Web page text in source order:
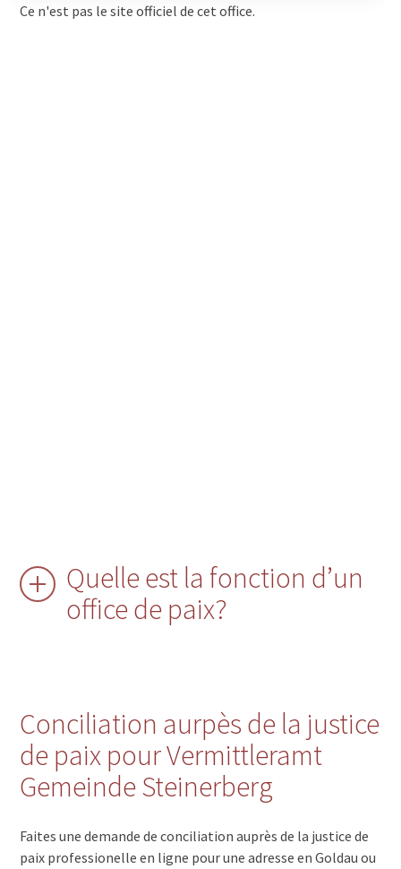
Ce n'est pas le site officiel de cet office.
Quelle est la fonction d’un
office de paix?
Conciliation aurpès de la justice
de paix pour Vermittleramt
Gemeinde Steinerberg
Faites une demande de conciliation auprès de la justice de
paix professionelle en ligne pour une adresse en Goldau ou